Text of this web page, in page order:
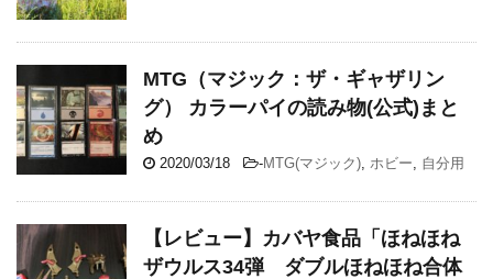
MTG（マジック：ザ・ギャザリン
グ） カラーパイの読み物(公式)まと
め
2020/03/18 -MTG(マジック) ホビー 自分用
【レビュー】カバヤ食品「ほねほね
ザウルス34弾 ダブルほねほね合体